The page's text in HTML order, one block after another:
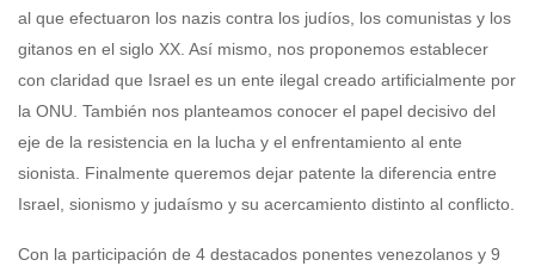
al que efectuaron los nazis contra los judíos, los comunistas y los
gitanos en el siglo XX. Así mismo, nos proponemos establecer
con claridad que Israel es un ente ilegal creado artificialmente por
la ONU. También nos planteamos conocer el papel decisivo del
eje de la resistencia en la lucha y el enfrentamiento al ente
sionista. Finalmente queremos dejar patente la diferencia entre
Israel, sionismo y judaísmo y su acercamiento distinto al conflicto.
Con la participación de 4 destacados ponentes venezolanos y 9